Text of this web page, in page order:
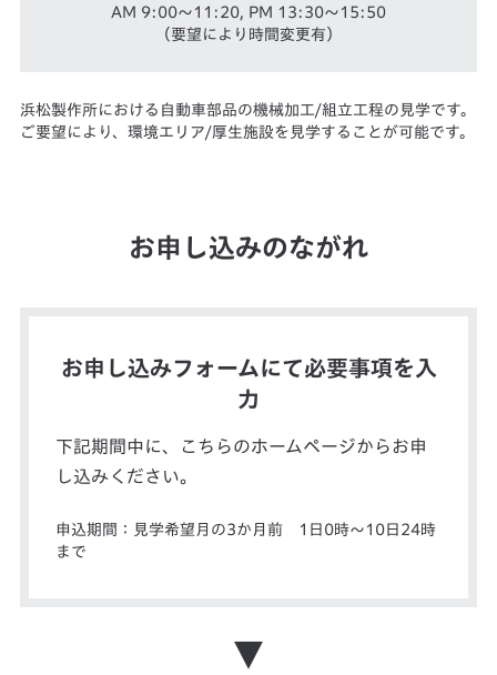
AM 9:00～11:20, PM 13:30～15:50
（要望により時間変更有）
浜松製作所における自動車部品の機械加工/組立工程の見学です。
ご要望により、環境エリア/厚生施設を見学することが可能です。
お申し込みのながれ
お申し込みフォームにて必要事項を入
力
下記期間中に、こちらのホームページからお申
し込みください。
申込期間：見学希望月の3か月前 1日0時～10日24時
まで
▼